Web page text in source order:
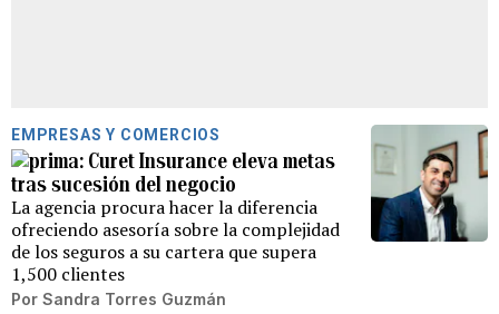
EMPRESAS Y COMERCIOS
Curet Insurance eleva metas
tras sucesión del negocio
La agencia procura hacer la diferencia
ofreciendo asesoría sobre la complejidad
de los seguros a su cartera que supera
1,500 clientes
Por Sandra Torres Guzmán